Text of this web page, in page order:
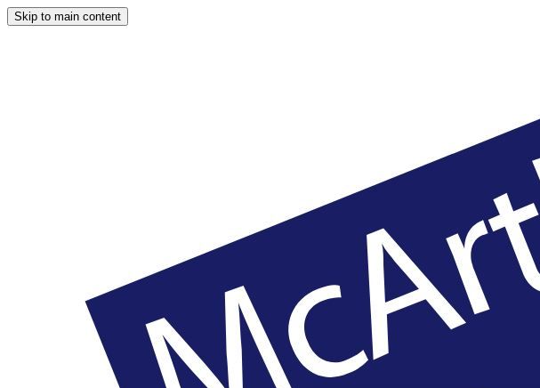
Skip to main content